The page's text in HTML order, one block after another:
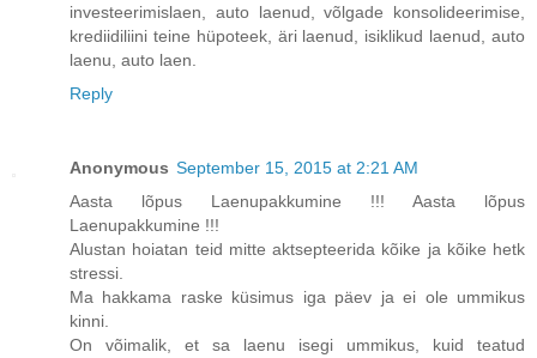
investeerimislaen, auto laenud, võlgade konsolideerimise,
krediidiliini teine ​​hüpoteek, äri laenud, isiklikud laenud, auto
laenu, auto laen.
Reply
Anonymous September 15, 2015 at 2:21 AM
Aasta lõpus Laenupakkumine !!! Aasta lõpus
Laenupakkumine !!!
Alustan hoiatan teid mitte aktsepteerida kõike ja kõike hetk
stressi.
Ma hakkama raske küsimus iga päev ja ei ole ummikus
kinni.
On võimalik, et sa laenu isegi ummikus, kuid teatud